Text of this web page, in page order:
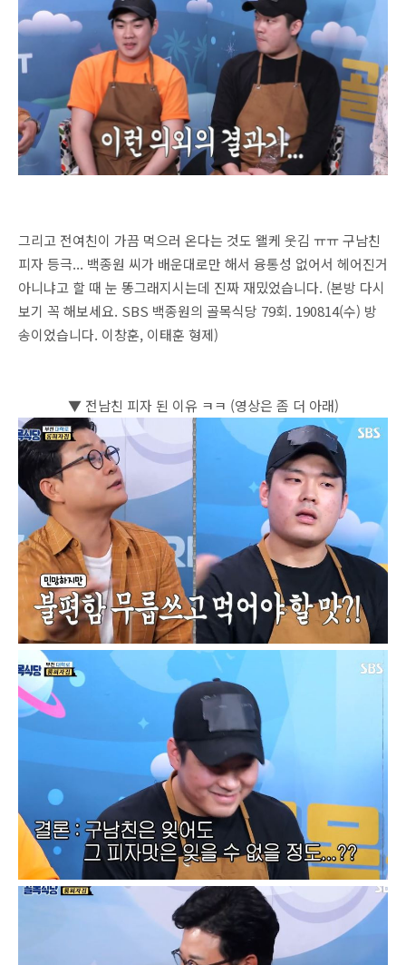
그리고 전여친이 가끔 먹으러 온다는 것도 왤케 웃김 ㅠㅠ 구남친
피자 등극... 백종원 씨가 배운대로만 해서 융통성 없어서 헤어진거
아니냐고 할 때 눈 똥그래지시는데 진짜 재밌었습니다. (본방 다시
보기 꼭 해보세요. SBS 백종원의 골목식당 79회. 190814(수) 방
송이었습니다. 이창훈, 이태훈 형제)
▼ 전남친 피자 된 이유 ㅋㅋ (영상은 좀 더 아래)